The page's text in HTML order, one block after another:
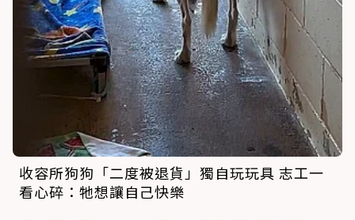
收容所狗狗「二度被退貨」獨自玩玩具 志工一
看心碎：牠想讓自己快樂